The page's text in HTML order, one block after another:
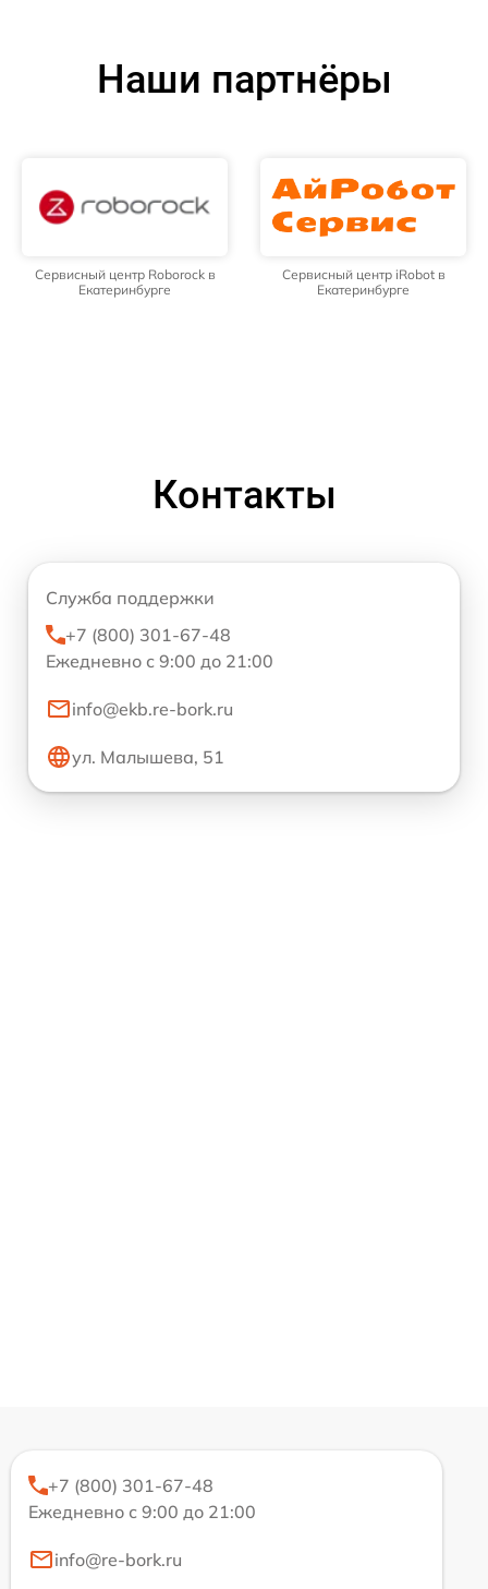
Наши партнёры
Сервисный центр Roborock в
Екатеринбурге
Сервисный центр iRobot в
Екатеринбурге
Контакты
Служба поддержки
+7 (800) 301-67-48
Ежедневно с 9:00 до 21:00
info@ekb.re-bork.ru
ул. Малышева, 51
+7 (800) 301-67-48
Ежедневно с 9:00 до 21:00
info@re-bork.ru